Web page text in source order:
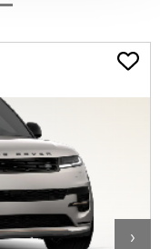
›